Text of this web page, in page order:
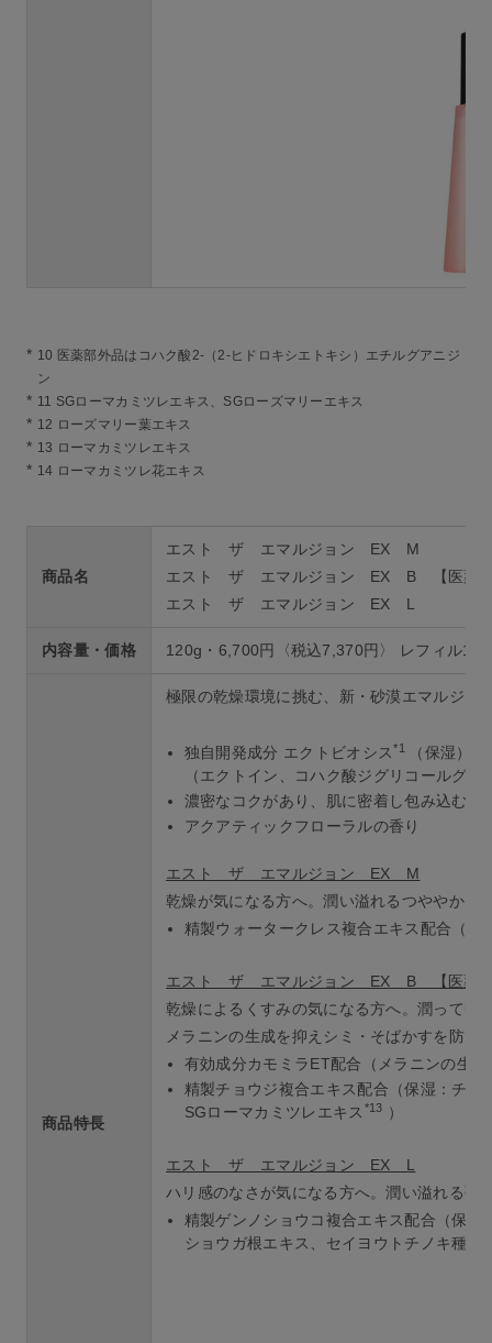
* 10 医薬部外品はコハク酸2-（2-ヒドロキシエトキシ）エチルグアニジ
ン
* 11 SGローマカミツレエキス、SGローズマリーエキス
* 12 ローズマリー葉エキス
* 13 ローマカミツレエキス
* 14 ローマカミツレ花エキス
商品名
エスト ザ エマルジョン EX M
エスト ザ エマルジョン EX B 【医薬部
エスト ザ エマルジョン EX L
内容量・価格 120g・6,700円〈税込7,370円〉 レフィル
商品特長
極限の乾燥環境に挑む、新・砂漠エマルジョ
独自開発成分 エクトビオシス*1
（保湿）配
（エクトイン、コハク酸ジグリコールグア
濃密なコクがあり、肌に密着し包み込むよ
アクアティックフローラルの香り
エスト ザ エマルジョン EX M
乾燥が気になる方へ。潤い溢れるつややかな
精製ウォータークレス複合エキス配合（
エスト ザ エマルジョン EX B 【医薬部
乾燥によるくすみの気になる方へ。潤って明
メラニンの生成を抑えシミ・そばかすを防ぐ
有効成分カモミラET配合（メラニンの生
精製チョウジ複合エキス配合（保湿：チョ
SGローマカミツレエキス *13 ）
エスト ザ エマルジョン EX L
ハリ感のなさが気になる方へ。潤い溢れる弾
精製ゲンノショウコ複合エキス配合（保
ショウガ根エキス、セイヨウトチノキ種子